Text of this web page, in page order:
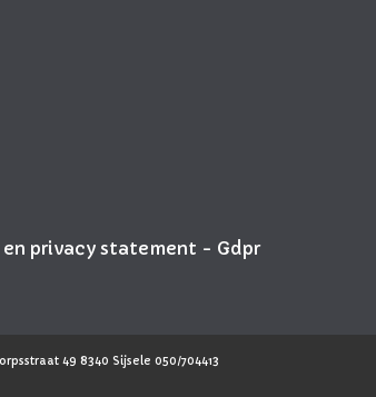
en privacy statement - Gdpr
49 8340 Sijsele 050/704413